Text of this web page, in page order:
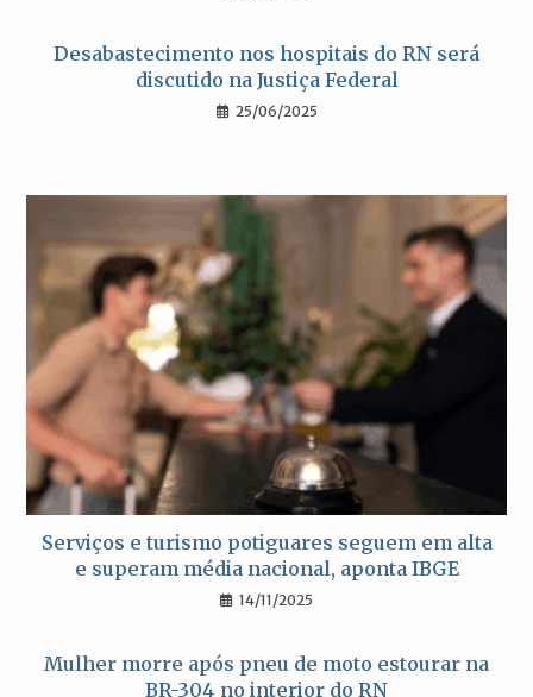
Desabastecimento nos hospitais do RN será
discutido na Justiça Federal
25/06/2025
Serviços e turismo potiguares seguem em alta
e superam média nacional, aponta IBGE
14/11/2025
Mulher morre após pneu de moto estourar na
BR-304 no interior do RN